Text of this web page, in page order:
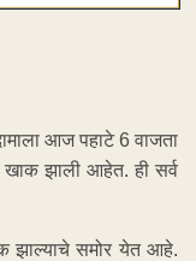
आज पहाटे 6 वाजता
झाली आहेत. ही सर्व
झाल्याचे समोर येत आहे.